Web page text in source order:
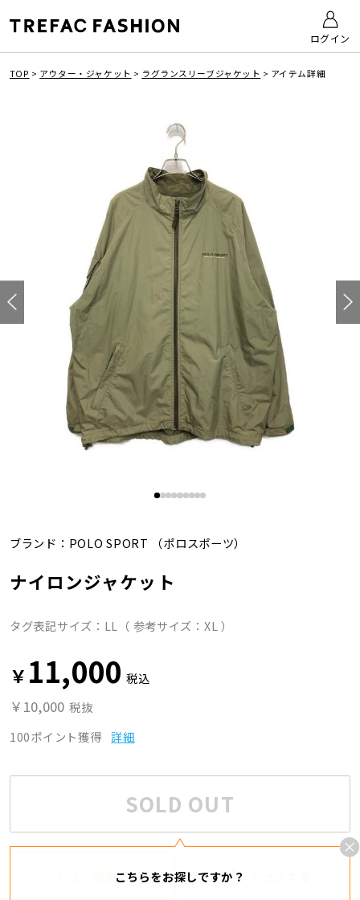
ログイン
TOP > アウター・ジャケット > ラグランスリーブジャケット > アイテム詳細
ブランド： POLO SPORT （ポロスポーツ）
ナイロンジャケット
タグ表記サイズ：LL（ 参考サイズ：XL ）
￥ 11,000 税込
￥10,000 税抜
100ポイント獲得 詳細
SOLD OUT
こちらをお探しですか？
追加する